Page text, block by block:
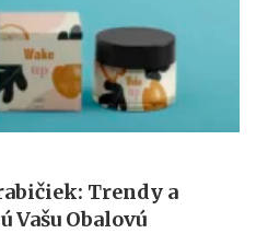
Trendy a
Vašu Obalovú